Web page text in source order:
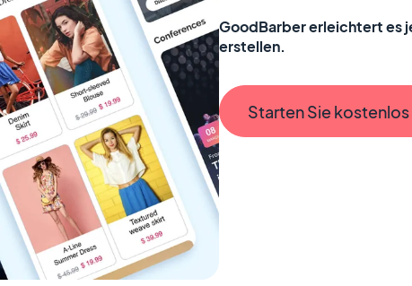
GoodBarber erleichtert es
erstellen.
Starten Sie kostenlos